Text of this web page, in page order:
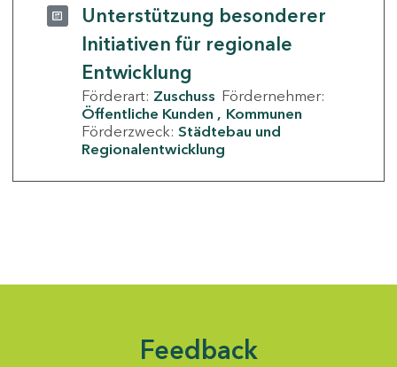
Unterstützung besonderer
Initiativen für regionale
Entwicklung
Förderart: Zuschuss Fördernehmer:
Öffentliche Kunden
Kommunen
Förderzweck: Städtebau und
Regionalentwicklung
Feedback